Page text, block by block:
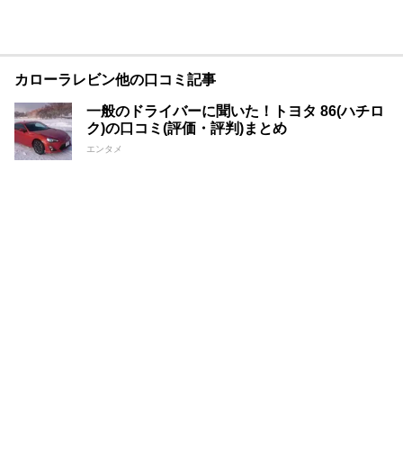
カローラレビン他の口コミ記事
一般のドライバーに聞いた！トヨタ 86(ハチロ
ク)の口コミ(評価・評判)まとめ
エンタメ